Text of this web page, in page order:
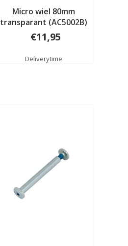
Micro wiel 80mm
transparant (AC5002B)
€11,95
Deliverytime